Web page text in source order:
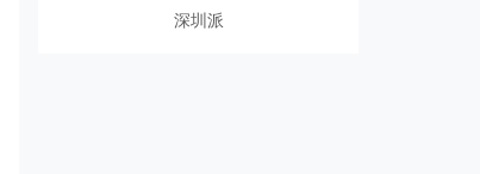
深圳派